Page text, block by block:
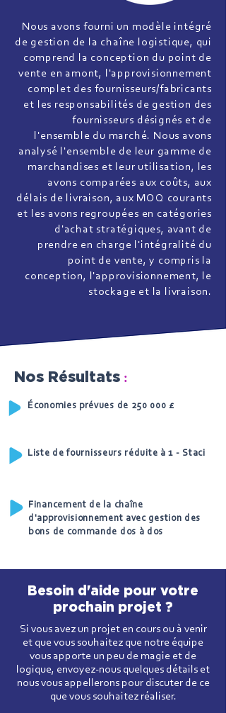
Nous avons fourni un modèle intégré
de gestion de la chaîne logistique, qui
comprend la conception du point de
vente en amont, l'approvisionnement
complet des fournisseurs/fabricants
et les responsabilités de gestion des
fournisseurs désignés et de
l'ensemble du marché. Nous avons
analysé l'ensemble de leur gamme de
marchandises et leur utilisation, les
avons comparées aux coûts, aux
délais de livraison, aux MOQ courants
et les avons regroupées en catégories
d'achat stratégiques, avant de
prendre en charge l'intégralité du
point de vente, y compris la
conception, l'approvisionnement, le
stockage et la livraison.
Nos Résultats :
Économies prévues de 250 000 £
Liste de fournisseurs réduite à 1 - Staci
Financement de la chaîne
d'approvisionnement avec gestion des
bons de commande dos à dos
Besoin d'aide pour votre
prochain projet ?
Si vous avez un projet en cours ou à venir
et que vous souhaitez que notre équipe
vous apporte un peu de magie et de
logique, envoyez-nous quelques détails et
nous vous appellerons pour discuter de ce
que vous souhaitez réaliser.